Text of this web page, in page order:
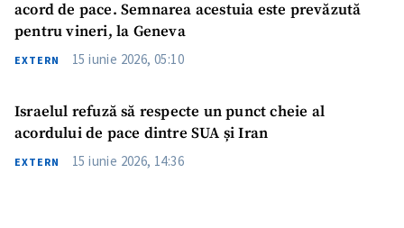
acord de pace. Semnarea acestuia este prevăzută
pentru vineri, la Geneva
EXTERN 15 iunie 2026, 05:10
Israelul refuză să respecte un punct cheie al
acordului de pace dintre SUA și Iran
EXTERN 15 iunie 2026, 14:36